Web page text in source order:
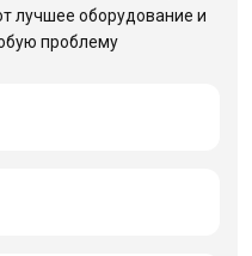
лучшее оборудование и
проблему